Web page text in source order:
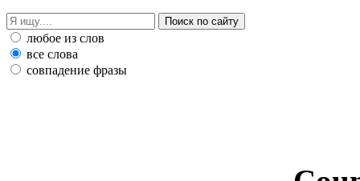
любое из слов
все слова
совпадение фразы